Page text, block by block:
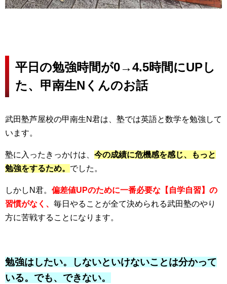
平日の勉強時間が0→4.5時間にUPし
た、甲南生Nくんのお話
武田塾芦屋校の甲南生N君は、塾では英語と数学を勉強して
います。
塾に入ったきっかけは、 今の成績に危機感を感じ、もっと
勉強をするため。 でした。
しかしN君。 偏差値UPのために一番必要な【自学自習】の
習慣がなく、 毎日やることが全て決められる武田塾のやり
方に苦戦することになります。
勉強はしたい。しないといけないことは分かって
いる。でも、できない。